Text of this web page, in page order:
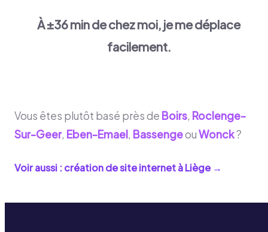
À ±36 min de chez moi, je me déplace
facilement.
Vous êtes plutôt basé près de Boirs, Roclenge-
Sur-Geer, Eben-Emael, BassengeouWonck?
Voir aussi : création de site internet àLiège→